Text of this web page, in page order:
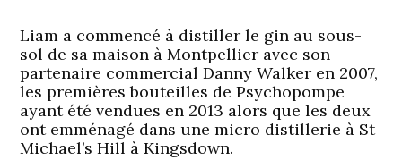
Liam a commencé à distiller le gin au sous-
sol de sa maison à Montpellier avec son
partenaire commercial Danny Walker en 2007,
les premières bouteilles de Psychopompe
ayant été vendues en 2013 alors que les deux
ont emménagé dans une micro distillerie à St
Michael’s Hill à Kingsdown.